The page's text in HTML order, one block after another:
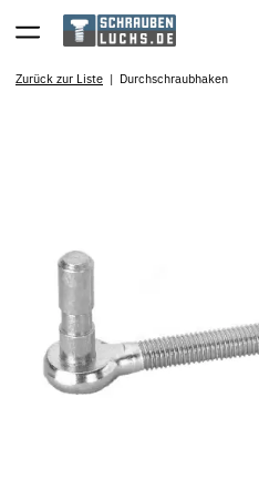
Zurück zur Liste Durchschraubhaken